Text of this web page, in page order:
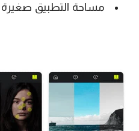
مساحة التطبيق صغيرة إذ تبلغ